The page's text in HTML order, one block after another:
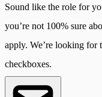
Sound like the role for
you’re not 100% sure
apply. We’re looking for
checkboxes.